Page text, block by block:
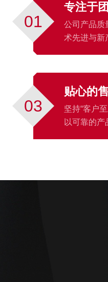
01
专注于
公司产品质
术先进与新
03
贴心的
坚持“客户
以可靠的